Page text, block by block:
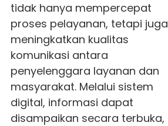
tidak hanya mempercepat
proses pelayanan, tetapi juga
meningkatkan kualitas
komunikasi antara
penyelenggara layanan dan
masyarakat. Melalui sistem
digital, informasi dapat
disampaikan secara terbuka,